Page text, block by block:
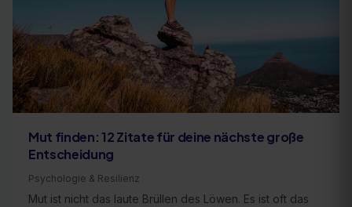
Mut finden: 12 Zitate für deine nächste große
Entscheidung
Psychologie & Resilienz
Mut ist nicht das laute Brüllen des Löwen. Es ist oft das